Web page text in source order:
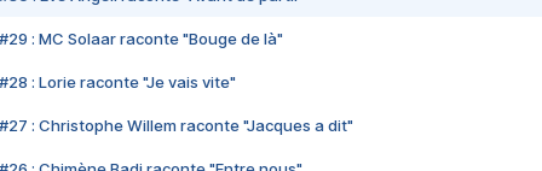
#29 : MC Solaar raconte "Bouge de là"
#28 : Lorie raconte "Je vais vite"
#27 : Christophe Willem raconte "Jacques a dit"